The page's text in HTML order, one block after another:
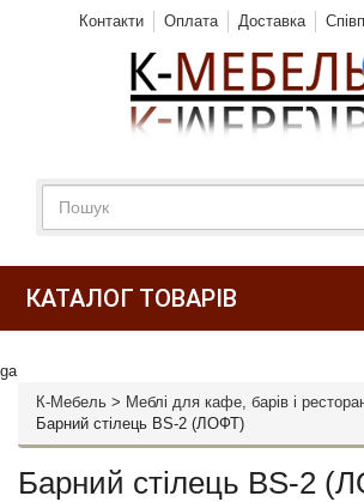
Контакти Оплата Доставка
КАТАЛОГ ТОВАРІВ
ga
К-Мебель > Меблі для кафе, барів і
Барний стілець BS-2 (ЛОФТ)
Барний стілець BS-2